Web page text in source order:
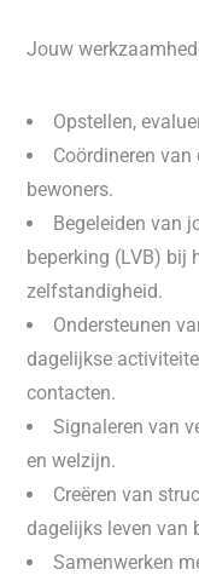
Jouw
Opstellen,
Coördineren
bewoners.
Begeleiden van
beperking (LVB) bij
zelfstandigheid.
Ondersteunen
dagelijkse
contacten.
Signaleren van
en welzijn.
Creëren van
dagelijks leven van
Samenwerken